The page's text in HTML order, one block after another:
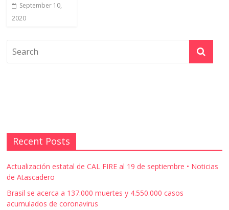
September 10,
2020
Recent Posts
Actualización estatal de CAL FIRE al 19 de septiembre • Noticias
de Atascadero
Brasil se acerca a 137.000 muertes y 4.550.000 casos
acumulados de coronavirus